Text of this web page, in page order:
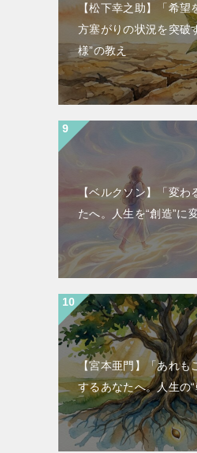
【松下幸之助】「希望
方塞がりの状況を突破
様”の教え
【ベルクソン】「変わ
たへ。人生を“創造”に
【宮本亜門】「あれも
するあなたへ。人生の